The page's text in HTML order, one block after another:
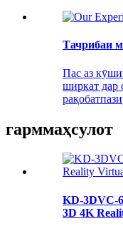
Тачрибаи
Пас аз
ширкат дар
гарммаҳсулот
KD-3DVC-
3D 4K